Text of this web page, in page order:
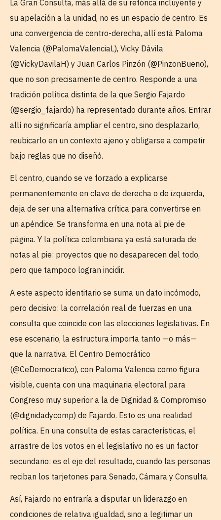
La Gran Consulta, más allá de su retórica incluyente y
su apelación a la unidad, no es un espacio de centro. Es
una convergencia de centro-derecha, allí está Paloma
Valencia (@PalomaValenciaL), Vicky Dávila
(@VickyDavilaH) y Juan Carlos Pinzón (@PinzonBueno),
que no son precisamente de centro. Responde a una
tradición política distinta de la que Sergio Fajardo
(@sergio_fajardo) ha representado durante años. Entrar
allí no significaría ampliar el centro, sino desplazarlo,
reubicarlo en un contexto ajeno y obligarse a competir
bajo reglas que no diseñó.
El centro, cuando se ve forzado a explicarse
permanentemente en clave de derecha o de izquierda,
deja de ser una alternativa crítica para convertirse en
un apéndice. Se transforma en una nota al pie de
página. Y la política colombiana ya está saturada de
notas al pie: proyectos que no desaparecen del todo,
pero que tampoco logran incidir.
A este aspecto identitario se suma un dato incómodo,
pero decisivo: la correlación real de fuerzas en una
consulta que coincide con las elecciones legislativas. En
ese escenario, la estructura importa tanto —o más—
que la narrativa. El Centro Democrático
(@CeDemocratico), con Paloma Valencia como figura
visible, cuenta con una maquinaria electoral para
Congreso muy superior a la de Dignidad & Compromiso
(@dignidadycomp) de Fajardo. Esto es una realidad
política. En una consulta de estas características, el
arrastre de los votos en el legislativo no es un factor
secundario: es el eje del resultado, cuando las personas
reciban los tarjetones para Senado, Cámara y Consulta.
Así, Fajardo no entraría a disputar un liderazgo en
condiciones de relativa igualdad, sino a legitimar un